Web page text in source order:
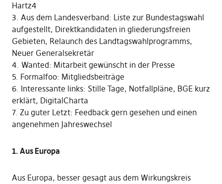
Hartz4
3. Aus dem Landesverband: Liste zur Bundestagswahl
aufgestellt, Direktkandidaten in gliederungsfreien
Gebieten, Relaunch des Landtagswahlprogramms,
Neuer Generalsekretär
4. Wanted: Mitarbeit gewünscht in der Presse
5. Formalfoo: Mitgliedsbeiträge
6. Interessante links: Stille Tage, Notfallpläne, BGE kurz
erklärt, DigitalCharta
7. Zu guter Letzt: Feedback gern gesehen und einen
angenehmen Jahreswechsel
1. Aus Europa
Aus Europa, besser gesagt aus dem Wirkungskreis